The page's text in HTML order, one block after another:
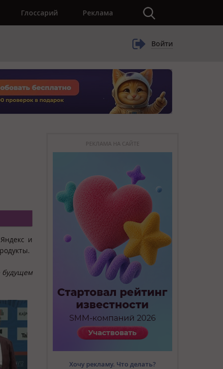
Глоссарий Реклама
Войти
и
будущем
РЕКЛАМА НА САЙТЕ
Хочу рекламу. Что делать?